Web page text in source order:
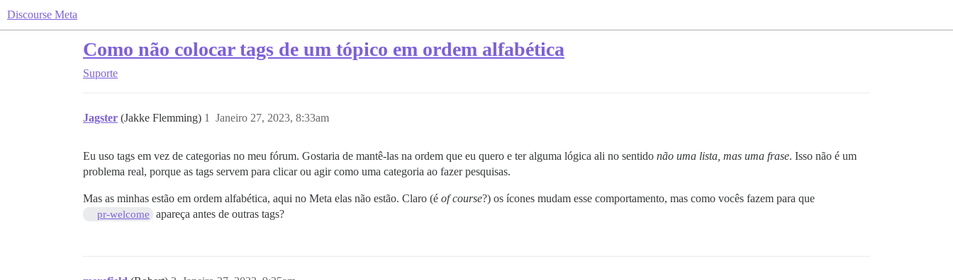
Discourse Meta
Como não colocar tags de um tópico em ordem alfabética
Suporte
Jagster (Jakke Flemming) Janeiro 27, 2023, 8:33am
1
Eu uso tags em vez de categorias no meu fórum. Gostaria de mantê-las na ordem que eu quero e ter alguma lógica ali no sentido não uma lista, mas uma frase. Isso não é um
problema real, porque as tags servem para clicar ou agir como uma categoria ao fazer pesquisas.
Mas as minhas estão em ordem alfabética, aqui no Meta elas não estão. Claro (é of course?) os ícones mudam esse comportamento, mas como vocês fazem para que
pr-welcome apareça antes de outras tags?